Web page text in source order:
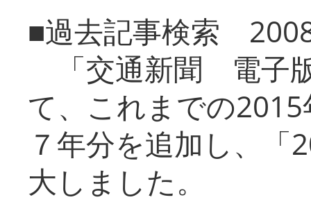
■過去記事検索
「交通新聞 電子
て、これまでの
７年分を追加し、「
大しまし